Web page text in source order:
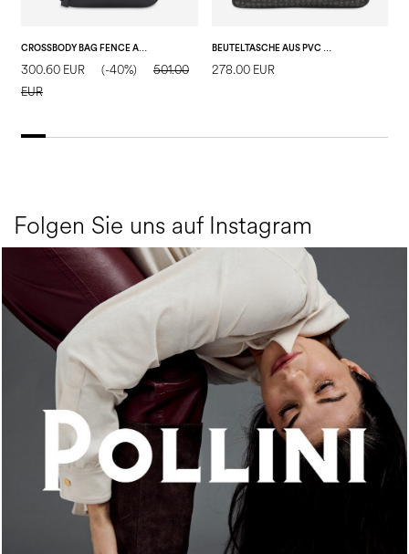
CROSSBODY BAG FENCE AUS KALBSLEDER UND BAST
300.60 EUR (-40%)
501.00
EUR
BEUTELTASCHE AUS PVC MIT HERITAGE SOFT TOUCH
278.00 EUR
Folgen Sie uns auf Instagram
An ode to the house’s vibrant Italian roots, the new...